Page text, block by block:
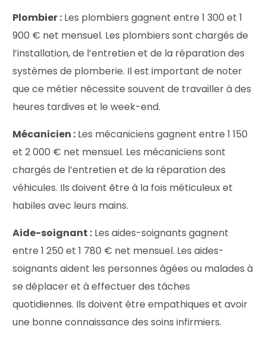
Plombier : Les plombiers gagnent entre 1 300 et 1
900 € net mensuel. Les plombiers sont chargés de
l’installation, de l’entretien et de la réparation des
systèmes de plomberie. Il est important de noter
que ce métier nécessite souvent de travailler à des
heures tardives et le week-end.
Mécanicien : Les mécaniciens gagnent entre 1 150
et 2 000 € net mensuel. Les mécaniciens sont
chargés de l’entretien et de la réparation des
véhicules. Ils doivent être à la fois méticuleux et
habiles avec leurs mains.
Aide-soignant : Les aides-soignants gagnent
entre 1 250 et 1 780 € net mensuel. Les aides-
soignants aident les personnes âgées ou malades à
se déplacer et à effectuer des tâches
quotidiennes. Ils doivent être empathiques et avoir
une bonne connaissance des soins infirmiers.